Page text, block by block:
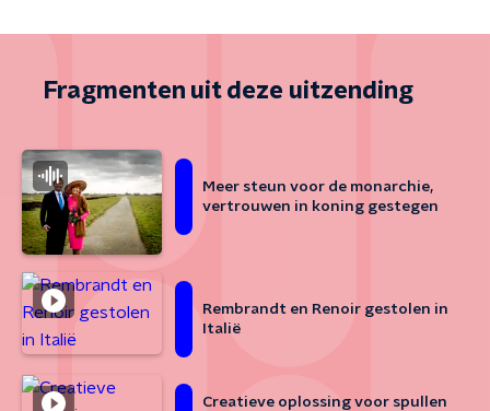
Fragmenten uit deze uitzending
Meer steun voor de monarchie,
vertrouwen in koning gestegen
Rembrandt en Renoir gestolen in
Italië
Creatieve oplossing voor spullen